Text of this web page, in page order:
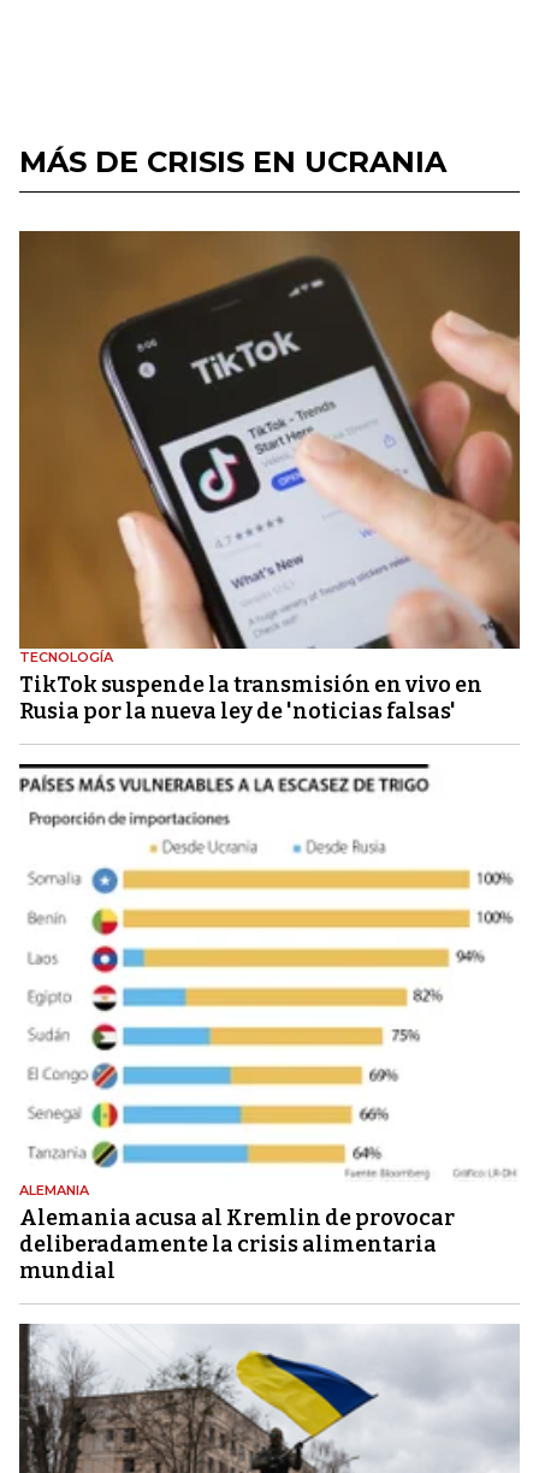
MÁS DE CRISIS EN UCRANIA
TECNOLOGÍA
TikTok suspende la transmisión en vivo en
Rusia por la nueva ley de 'noticias falsas'
ALEMANIA
Alemania acusa al Kremlin de provocar
deliberadamente la crisis alimentaria
mundial